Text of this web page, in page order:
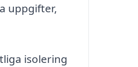
uppgifter,
isolering